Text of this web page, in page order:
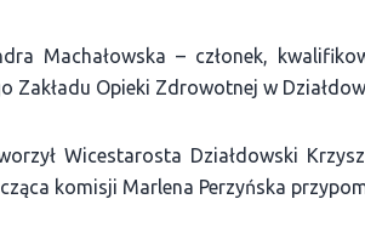
Machałowska – członek,
Zakładu Opieki Zdrowotnej w
Wicestarosta Działdowski
komisji Marlena Perzyńska